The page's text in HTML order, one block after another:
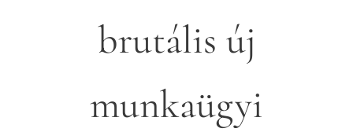
brutális új
munkaügyi